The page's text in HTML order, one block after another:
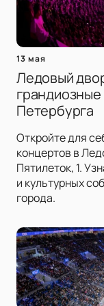
13 мая
Ледовый
Петербурга
Откройте для
концертов в
Пятилеток, 1.
и культурных
города.